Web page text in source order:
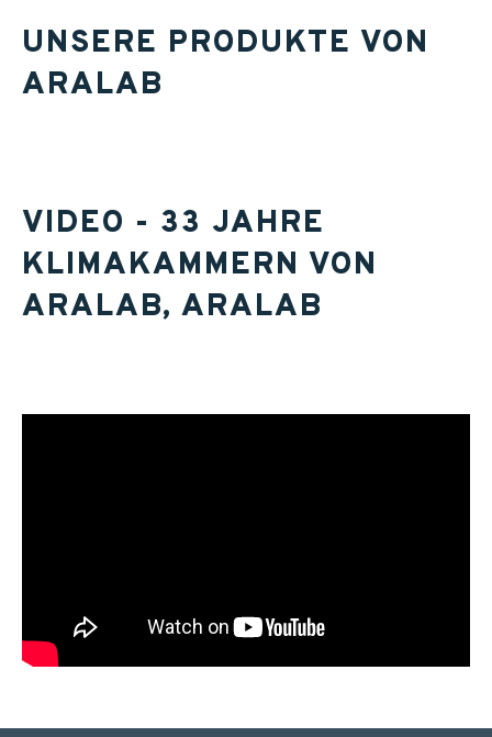
UNSERE PRODUKTE VON
ARALAB
VIDEO - 33 JAHRE
KLIMAKAMMERN VON
ARALAB, ARALAB